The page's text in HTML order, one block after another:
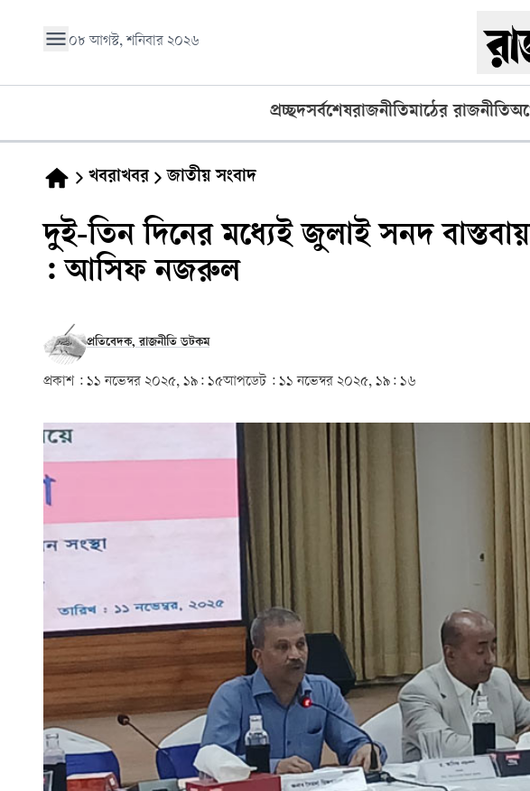
০৮ আগস্ট, শনিবার ২০২৬
প্রচ্ছদসর্বশেষরাজনীতিমাঠের রাজনীতি
খবরাখবর জাতীয় সংবাদ
দুই-তিন দিনের মধ্যেই জুলাই সনদ
: আসিফ নজরুল
প্রতিবেদক, রাজনীতি ডটকম
প্রকাশ : ১১ নভেম্বর ২০২৫, ১৯: ১৫আপডেট : ১১ নভেম্বর ২০২৫, ১৯: ১৬